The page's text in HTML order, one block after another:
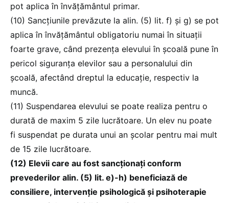
pot aplica în învățământul primar.
(10) Sancțiunile prevăzute la alin. (5) lit. f) și g) se pot
aplica în învățământul obligatoriu numai în situații
foarte grave, când prezența elevului în școală pune în
pericol siguranța elevilor sau a personalului din
școală, afectând dreptul la educație, respectiv la
muncă.
(11) Suspendarea elevului se poate realiza pentru o
durată de maxim 5 zile lucrătoare. Un elev nu poate
fi suspendat pe durata unui an școlar pentru mai mult
de 15 zile lucrătoare.
(12) Elevii care au fost sancționați conform
prevederilor alin. (5) lit. e)-h) beneficiază de
consiliere, intervenție psihologică și psihoterapie